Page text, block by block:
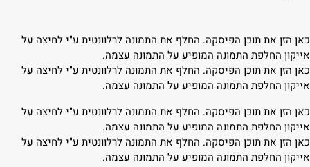
כאן הזן את תוכן הפיסקה. החלף את התמונה לרלוונטית ע"י לחיצה על
אייקון החלפת התמונה המופיע על התמונה עצמה.
כאן הזן את תוכן הפיסקה. החלף את התמונה לרלוונטית ע"י לחיצה על
אייקון החלפת התמונה המופיע על התמונה עצמה.
כאן הזן את תוכן הפיסקה. החלף את התמונה לרלוונטית ע"י לחיצה על
אייקון החלפת התמונה המופיע על התמונה עצמה.
כאן הזן את תוכן הפיסקה. החלף את התמונה לרלוונטית ע"י לחיצה על
אייקון החלפת התמונה המופיע על התמונה עצמה.